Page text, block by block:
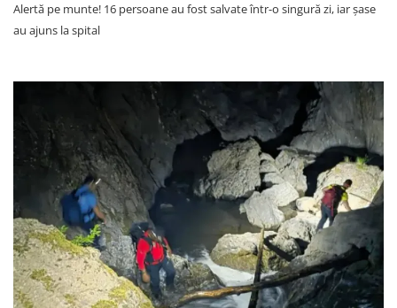
Alertă pe munte! 16 persoane au fost salvate într-o singură zi, iar șase
au ajuns la spital